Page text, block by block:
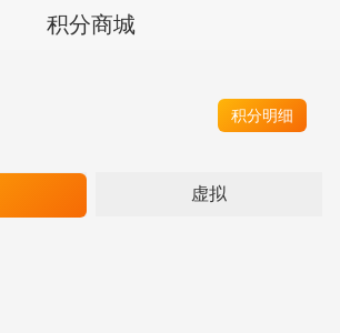
积分商城
积分明细
虚拟